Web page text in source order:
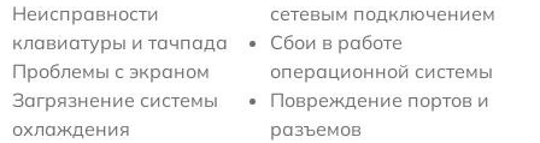
Неисправности
клавиатуры и тачпада
Проблемы с экраном
Загрязнение системы
охлаждения
сетевым подключением
Сбои в работе
операционной системы
Повреждение портов и
разъемов